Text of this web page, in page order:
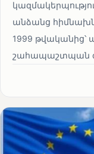
անձանց
1999 թվականից՝
շահապաշտպան